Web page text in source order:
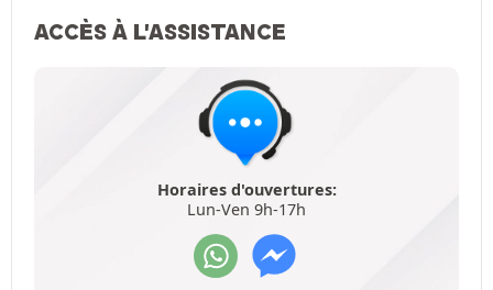
ACCÈS À L'ASSISTANCE
Horaires d'ouvertures:
Lun-Ven 9h-17h